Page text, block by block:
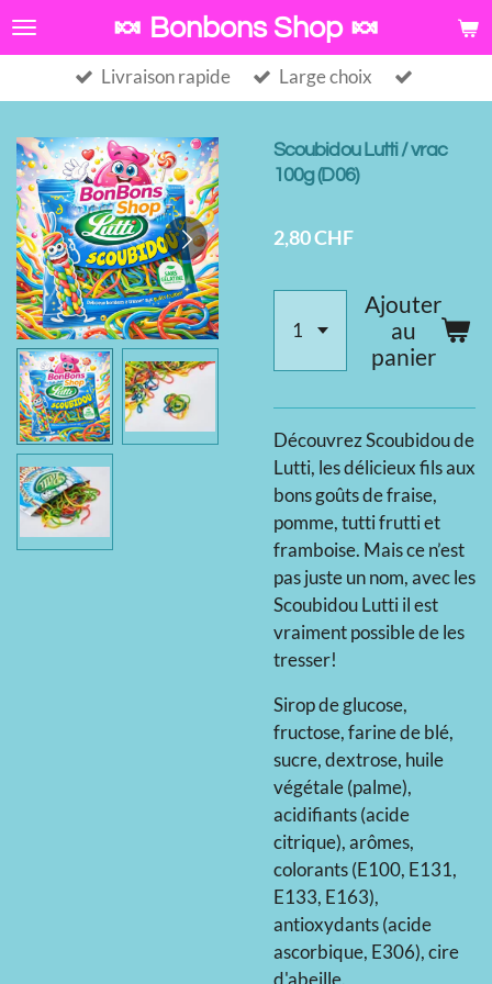
Passer
au
contenu
principal
🍬 Bonbons Shop 🍬
Livraison rapide Large choix
Scoubidou Lutti / vrac
100g (D06)
2,80 CHF
Ajouter
au
panier
Découvrez Scoubidou de
Lutti, les délicieux fils aux
bons goûts de fraise,
pomme, tutti frutti et
framboise. Mais ce n’est
pas juste un nom, avec les
Scoubidou Lutti il est
vraiment possible de les
tresser!
Sirop de glucose,
fructose, farine de blé,
sucre, dextrose, huile
végétale (palme),
acidifiants (acide
citrique), arômes,
colorants (E100, E131,
E133, E163),
antioxydants (acide
ascorbique, E306), cire